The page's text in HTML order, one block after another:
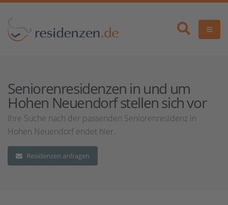
Seniorenresidenzen in und um
Hohen Neuendorf stellen sich vor
Ihre Suche nach der passenden Seniorenresidenz in
Hohen Neuendorf endet hier.
Residenzen anfragen